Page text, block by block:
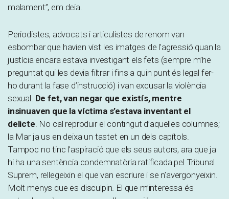
malament”, em deia.
Periodistes, advocats i articulistes de renom van
esbombar que havien vist les imatges de l’agressió quan la
justícia encara estava investigant els fets (sempre m’he
preguntat qui les devia filtrar i fins a quin punt és legal fer-
ho durant la fase d’instrucció) i van excusar la violència
sexual. De fet, van negar que existís, mentre
insinuaven que la víctima s’estava inventant el
delicte . No cal reproduir el contingut d’aquelles columnes;
la Mar ja us en deixa un tastet en un dels capítols.
Tampoc no tinc l’aspiració que els seus autors, ara que ja
hi ha una sentència condemnatòria ratificada pel Tribunal
Suprem, rellegeixin el que van escriure i se n’avergonyeixin.
Molt menys que es disculpin. El que m’interessa és